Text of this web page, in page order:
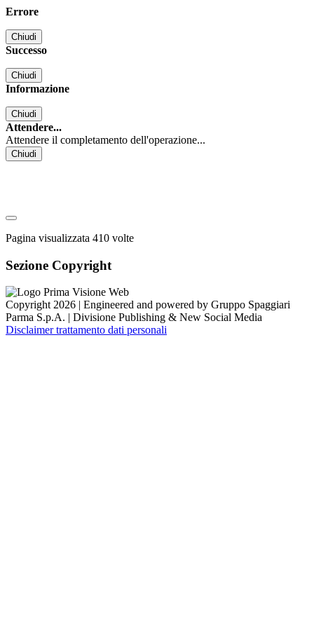
Errore
Chiudi
Successo
Chiudi
Informazione
Chiudi
Attendere...
Attendere il completamento dell'operazione...
Chiudi
Pagina visualizzata 410 volte
Sezione Copyright
Copyright 2026 | Engineered and powered by Gruppo Spaggiari
Parma S.p.A. | Divisione Publishing & New Social Media
Disclaimer trattamento dati personali